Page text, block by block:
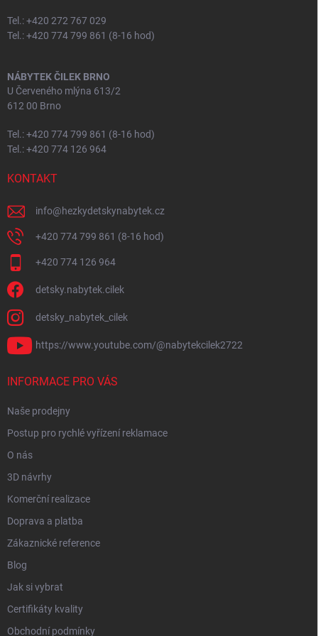
Tel.: +420 272 767 029
Tel.: +420 774 799 861 (8-16 hod)
NÁBYTEK ČILEK BRNO
U Červeného mlýna 613/2
612 00 Brno
Tel.: +420 774 799 861 (8-16 hod)
Tel.: +420 774 126 964
KONTAKT
info@hezkydetskynabytek.cz
+420 774 799 861 (8-16 hod)
+420 774 126 964
detsky.nabytek.cilek
detsky_nabytek_cilek
https://www.youtube.com/@nabytekcilek2722
INFORMACE PRO VÁS
Naše prodejny
Postup pro rychlé vyřízení reklamace
O nás
3D návrhy
Komerční realizace
Doprava a platba
Zákaznické reference
Blog
Jak si vybrat
Certifikáty kvality
Obchodní podmínky